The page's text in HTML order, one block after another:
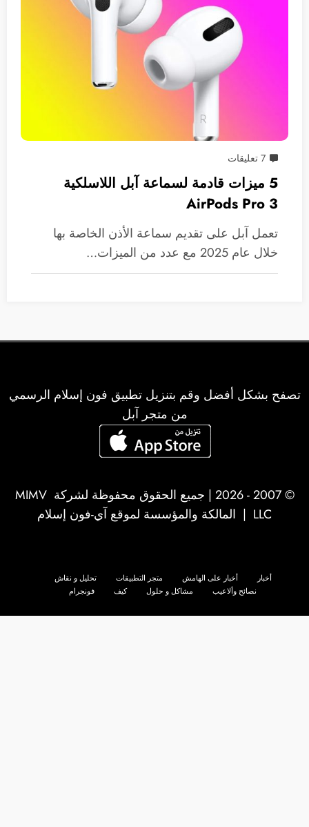
7 تعليقات
5 ميزات قادمة لسماعة آبل اللاسلكية
AirPods Pro 3
تعمل آبل على تقديم سماعة الأذن الخاصة بها
خلال عام 2025 مع عدد من الميزات…
تصفح بشكل أفضل وقم بتنزيل تطبيق فون إسلام الرسمي
من متجر آبل
© 2007 - 2026 | جميع الحقوق محفوظة لشركة
MIMV
LLC | المالكة والمؤسسة لموقع آي-فون إسلام
أخبار أخبار على الهامش متجر التطبيقات
تحليل و نقاش
نصائح وألاعيب
مشاكل و حلول كيف فونجرام